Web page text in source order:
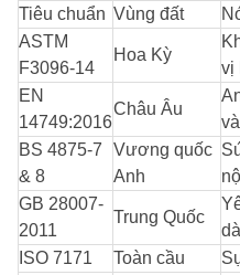
Tiêu chuẩn Vùng đất
ASTM
F3096-14
Hoa Kỳ
vị
EN
14749:2016
Châu Âu
BS 4875-7
& 8
Vương quốc
Anh
GB 28007-
2011
Trung Quốc
ISO 7171
Toàn cầu